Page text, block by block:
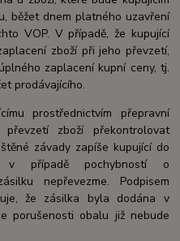
běžet dnem platného uzavření
VOP. V případě, že kupující
zboží při jeho převzetí,
zaplacení kupní ceny, tj.
prodávajícího.
prostřednictvím přepravní
zboží překontrolovat
závady zapíše kupující do
v případě pochybností o
nepřevezme. Podpisem
že zásilka byla dodána v
porušenosti obalu již nebude